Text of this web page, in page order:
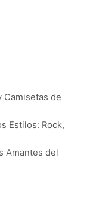
Camisetas de
Estilos: Rock,
Amantes del